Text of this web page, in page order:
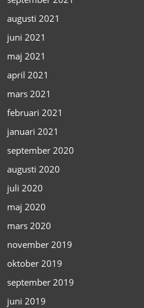
augusti 2021
juni 2021
maj 2021
april 2021
mars 2021
februari 2021
januari 2021
september 2020
augusti 2020
juli 2020
maj 2020
mars 2020
november 2019
oktober 2019
september 2019
juni 2019